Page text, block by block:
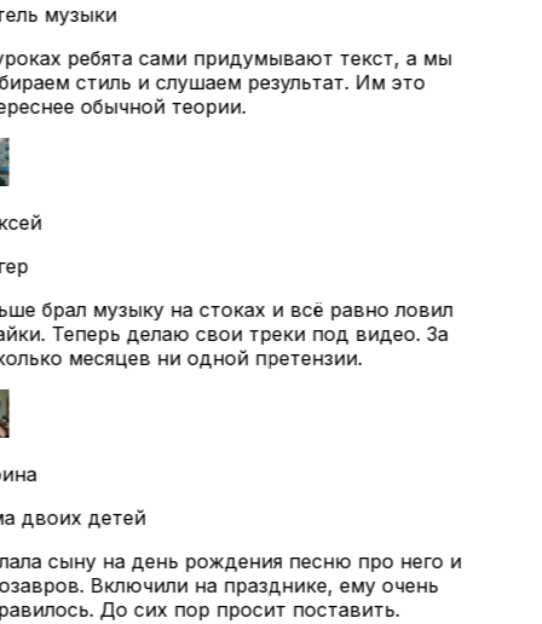
музыки
ребята сами придумывают текст, а мы
стиль и слушаем результат. Им это
обычной теории.
брал музыку на стоках и всё равно ловил
Теперь делаю свои треки под видео. За
месяцев ни одной претензии.
двоих детей
сыну на день рождения песню про него и
Включили на празднике, ему очень
До сих пор просит поставить.